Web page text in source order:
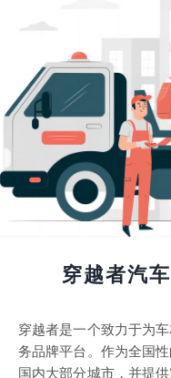
穿越者汽
穿越者是一个致力于为
务品牌平台。作为全国
国内大部分城市，并提